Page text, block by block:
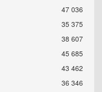
47 036
35 375
38 607
45 685
43 462
36 346